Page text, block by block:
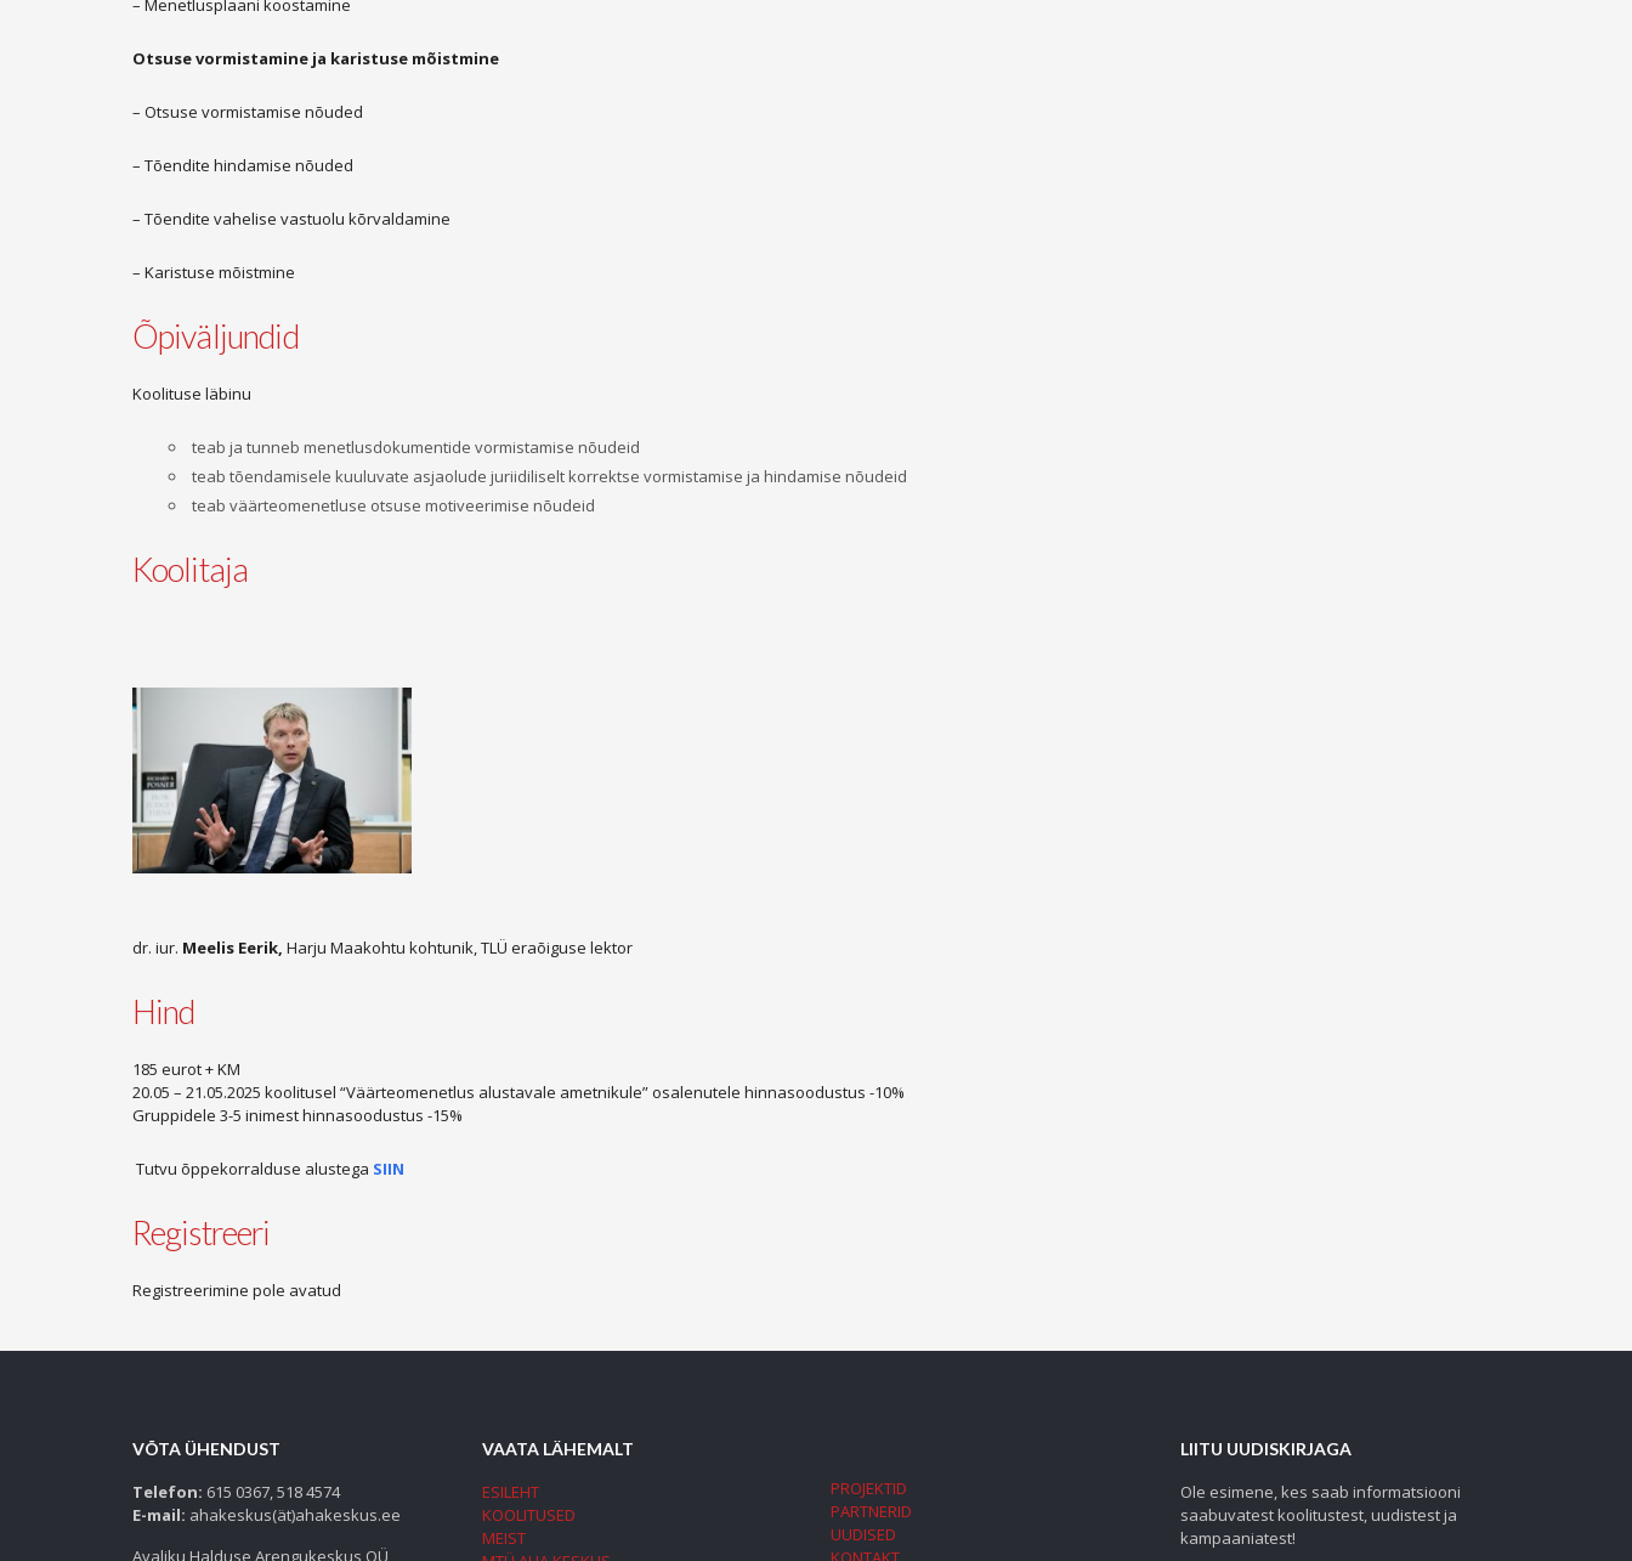
– Menetlusplaani koostamine
Otsuse vormistamine ja karistuse mõistmine
– Otsuse vormistamise nõuded
– Tõendite hindamise nõuded
– Tõendite vahelise vastuolu kõrvaldamine
– Karistuse mõistmine
Õpiväljundid
Koolituse läbinu
teab ja tunneb menetlusdokumentide vormistamise nõudeid
teab tõendamisele kuuluvate asjaolude juriidiliselt korrektse vormistamise ja hindamise nõudeid
teab väärteomenetluse otsuse motiveerimise nõudeid
Koolitaja
dr. iur. Meelis Eerik, Harju Maakohtu kohtunik, TLÜ eraõiguse lektor
Hind
185 eurot + KM
20.05 – 21.05.2025 koolitusel “Väärteomenetlus alustavale ametnikule” osalenutele hinnasoodustus -10%
Gruppidele 3-5 inimest hinnasoodustus -15%
Tutvu õppekorralduse alustega SIIN
Registreeri
Registreerimine pole avatud
VÕTA ÜHENDUST
Telefon: 615 0367, 518 4574
E-mail: ahakeskus(ät)ahakeskus.ee
Avaliku Halduse Arengukeskus OÜ
VAATA LÄHEMALT
ESILEHT
KOOLITUSED
MEIST
PROJEKTID
PARTNERID
UUDISED
LIITU UUDISKIRJAGA
Ole esimene, kes saab informatsiooni
saabuvatest koolitustest, uudistest ja
kampaaniatest!